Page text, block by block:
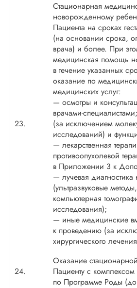
23.
Стационарная
новорожденному
Пациента на сроках
(на основании срока,
врача) и более. При
медицинская помощь
в течение указанных
оказание по
медицинских услуг:
— осмотры и
врачами-специалистами
(за исключением
исследований) и
— лекарственная
противоопухолевой
в Приложении 3 к
— лучевая
(ультразвуковые
компьютерная
исследования);
— иные медицинские
к проведению (за
хирургического
24.
Оказание
Пациенту с
по Программе Роды